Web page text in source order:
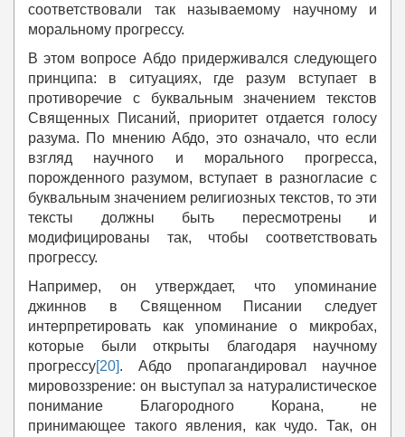
соответствовали так называемому научному и
моральному прогрессу.
В этом вопросе Абдо придерживался следующего
принципа: в ситуациях, где разум вступает в
противоречие с буквальным значением текстов
Священных Писаний, приоритет отдается голосу
разума. По мнению Абдо, это означало, что если
взгляд научного и морального прогресса,
порожденного разумом, вступает в разногласие с
буквальным значением религиозных текстов, то эти
тексты должны быть пересмотрены и
модифицированы так, чтобы соответствовать
прогрессу.
Например, он утверждает, что упоминание
джиннов в Священном Писании следует
интерпретировать как упоминание о микробах,
которые были открыты благодаря научному
прогрессу[20]. Абдо пропагандировал научное
мировоззрение: он выступал за натуралистическое
понимание Благородного Корана, не
принимающее такого явления, как чудо. Так, он